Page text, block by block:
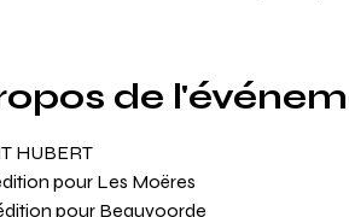
de
HUBERT
pour Les Moëres
pour Beauvoorde